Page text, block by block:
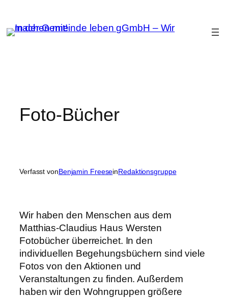
Inhalt
springen
Foto-Bücher
Verfasst vonBenjamin FreeseinRedaktionsgruppe
Wir haben den Menschen aus dem
Matthias-Claudius Haus Wersten
Fotobücher überreichet. In den
individuellen Begehungsbüchern sind viele
Fotos von den Aktionen und
Veranstaltungen zu finden. Außerdem
haben wir den Wohngruppen größere